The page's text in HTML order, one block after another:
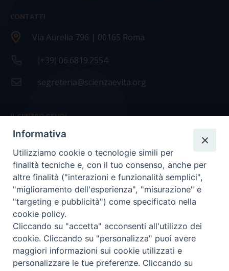
CONTATTI
Via Aurelia 796 | 00165 Roma
(+39) 06.6819.2554
segreteria@scienzaevita.org
IL CENTRO STUDI
La nostra storia
Statuto
Presidenza e ufficio presidenza
Consiglio scientifico
Coordinamento nazionale
Informativa
Utilizziamo cookie o tecnologie simili per
finalità tecniche e, con il tuo consenso, anche per
altre finalità ("interazioni e funzionalità semplici",
"miglioramento dell'esperienza", "misurazione" e
"targeting e pubblicità") come specificato nella
cookie policy.
Cliccando su "accetta" acconsenti all'utilizzo dei
cookie. Cliccando su "personalizza" puoi avere
maggiori informazioni sui cookie utilizzati e
personalizzare le tue preferenze. Cliccando su